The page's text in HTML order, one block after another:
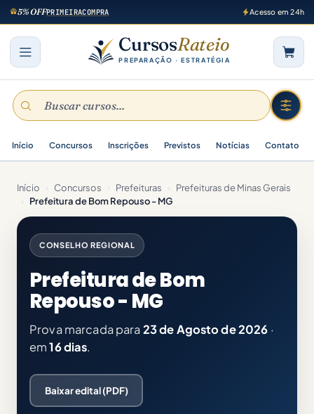
5% OFFPRIMEIRACOMPRA Acesso em 24h
CursosRateio
PREPARAÇÃO · ESTRATÉGIA
Início Concursos Inscrições Previstos Notícias Contato
Início › Concursos › Prefeituras ›
Prefeituras de Minas Gerais
›
Prefeitura de Bom Repouso - MG
CONSELHO REGIONAL
Prefeitura de Bom
Repouso - MG
Prova marcada para23 de Agosto de 2026 ·
em16 dias.
Baixar edital (PDF)